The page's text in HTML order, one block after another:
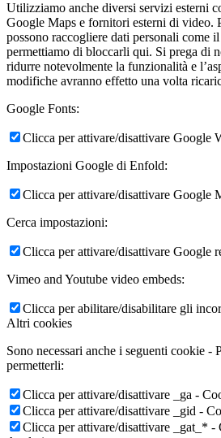
Utilizziamo anche diversi servizi esterni
Google Maps e fornitori esterni di video.
possono raccogliere dati personali come
permettiamo di bloccarli qui. Si prega di
ridurre notevolmente la funzionalità e
modifiche avranno effetto una volta
Google Fonts:
Clicca per attivare/disattivare Google
Impostazioni Google di Enfold:
Clicca per attivare/disattivare Google
Cerca impostazioni:
Clicca per attivare/disattivare Google
Vimeo and Youtube video embeds:
Clicca per abilitare/disabilitare gli
Altri cookies
Sono necessari anche i seguenti cookie -
permetterli:
Clicca per attivare/disattivare _ga -
Clicca per attivare/disattivare _gid -
Clicca per attivare/disattivare _gat_*